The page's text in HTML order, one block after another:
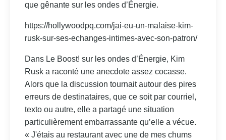
que gênante sur les ondes d’Énergie.
https://hollywoodpq.com/jai-eu-un-malaise-kim-
rusk-sur-ses-echanges-intimes-avec-son-patron/
Dans Le Boost! sur les ondes d’Énergie, Kim
Rusk a raconté une anecdote assez cocasse.
Alors que la discussion tournait autour des pires
erreurs de destinataires, que ce soit par courriel,
texto ou autre, elle a partagé une situation
particulièrement embarrassante qu’elle a vécue.
« J'étais au restaurant avec une de mes chums